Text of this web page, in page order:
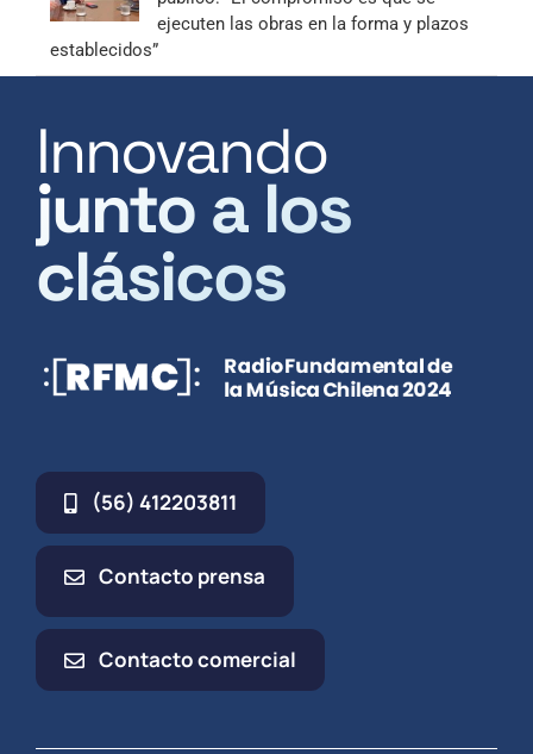
ejecuten las obras en la forma y plazos
establecidos”
Innovando
junto a los
clásicos
(56) 412203811
Contacto prensa
Contacto comercial